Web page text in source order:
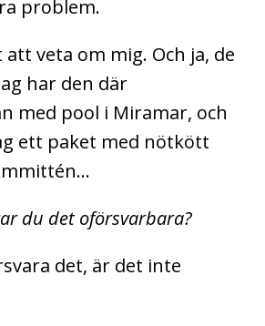
problem.
veta om mig. Och ja, de
har den där
med pool i Miramar, och
ett paket med nötkött
du det oförsvarbara?
det, är det inte